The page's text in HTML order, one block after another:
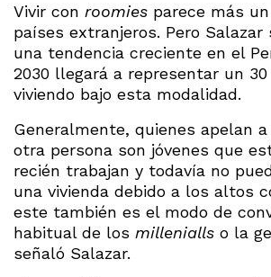
Vivir con roomies parece más
países extranjeros. Pero Salazar
una tendencia creciente en el
2030 llegará a representar un
viviendo bajo esta modalidad.
Generalmente, quienes apelan
otra persona son jóvenes que
recién trabajan y todavía no
una vivienda debido a los altos
este también es el modo de
habitual de los millenialls o la
señaló Salazar.